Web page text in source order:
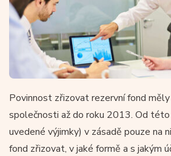
Povinnost zřizovat rezervní fond
společnosti až do roku 2013. Od této
uvedené výjimky) v zásadě pouze na
fond zřizovat, v jaké formě a s jakým